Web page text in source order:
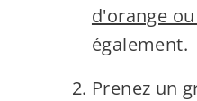
d'orange
également.
Prenez un